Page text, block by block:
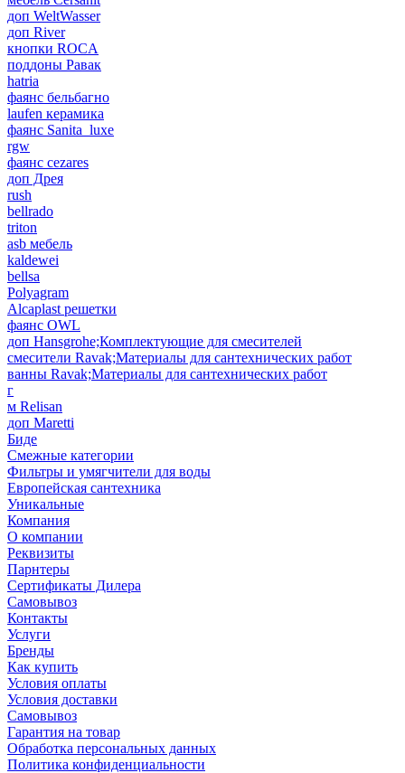
доп WeltWasser
доп River
кнопки ROCA
поддоны Равак
hatria
фаянс бельбагно
laufen керамика
фаянс Sanita_luxe
rgw
фаянс cezares
доп Дрея
rush
bellrado
triton
asb мебель
kaldewei
bellsa
Polyagram
Alcaplast решетки
фаянс OWL
доп Hansgrohe;Комплектующие для смесителей
смесители Ravak;Материалы для сантехнических работ
ванны Ravak;Материалы для сантехнических работ
г
м Relisan
доп Maretti
Биде
Смежные категории
Фильтры и умягчители для воды
Европейская сантехника
Уникальные
Компания
О компании
Реквизиты
Парнтеры
Сертификаты Дилера
Самовывоз
Контакты
Услуги
Бренды
Как купить
Условия оплаты
Условия доставки
Самовывоз
Гарантия на товар
Обработка персональных данных
Политика конфиденциальности